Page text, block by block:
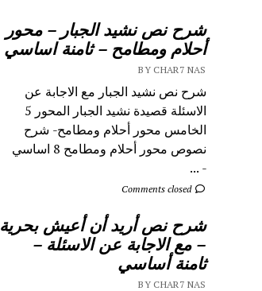
شرح نص نشيد الجبار – محور
أحلام ومطامح – ثامنة اساسي
BY CHAR7 NAS
شرح نص نشيد الجبار مع الاجابة عن
الاسئلة قصيدة نشيد الجبار المحور 5
الخامس محور أحلام ومطامح- شرح
نصوص محور أحلام ومطامح 8 اساسي
- ...
Comments closed
شرح نص أريد أن أعيش بحرية
– مع الاجابة عن الاسئلة –
ثامنة أساسي
BY CHAR7 NAS